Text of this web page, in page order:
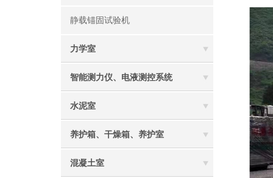
静载锚固试验机
力学室
智能测力仪、电液测控系统
水泥室
养护箱、干燥箱、养护室
混凝土室